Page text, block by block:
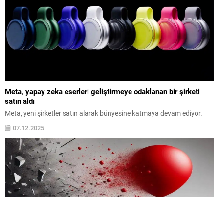
Meta, yapay zeka eserleri geliştirmeye odaklanan bir şirketi
satın aldı
Meta, yeni şirketler satın alarak bünyesine katmaya devam ediyor.
07.12.2025